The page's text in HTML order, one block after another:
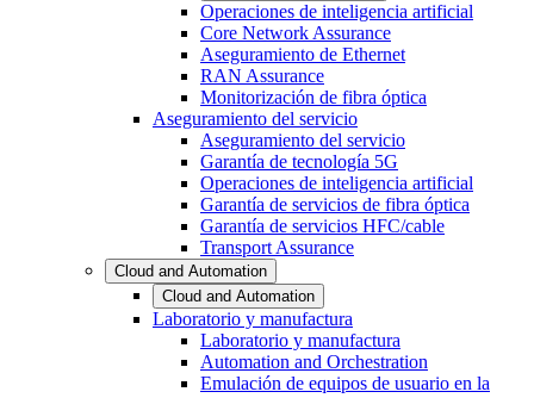
Operaciones de inteligencia artificial
Core Network Assurance
Aseguramiento de Ethernet
RAN Assurance
Monitorización de fibra óptica
Aseguramiento del servicio
Aseguramiento del servicio
Garantía de tecnología 5G
Operaciones de inteligencia artificial
Garantía de servicios de fibra óptica
Garantía de servicios HFC/cable
Transport Assurance
Cloud and Automation
Cloud and Automation
Laboratorio y manufactura
Laboratorio y manufactura
Automation and Orchestration
Emulación de equipos de usuario en la